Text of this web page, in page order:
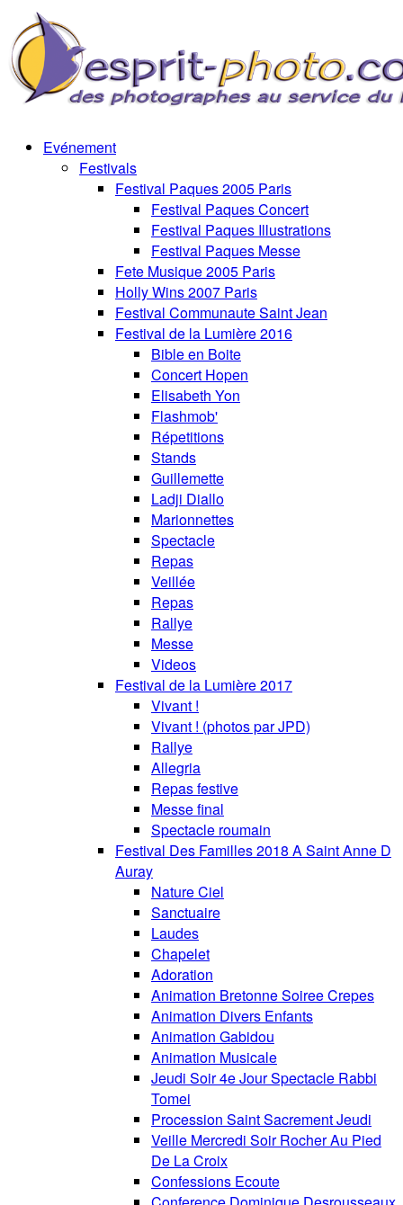
Evénement
Festivals
Festival Paques 2005 Paris
Festival Paques Concert
Festival Paques Illustrations
Festival Paques Messe
Fete Musique 2005 Paris
Holly Wins 2007 Paris
Festival Communaute Saint Jean
Festival de la Lumière 2016
Bible en Boite
Concert Hopen
Elisabeth Yon
Flashmob'
Répetitions
Stands
Guillemette
Ladji Diallo
Marionnettes
Spectacle
Repas
Veillée
Repas
Rallye
Messe
Videos
Festival de la Lumière 2017
Vivant !
Vivant ! (photos par JPD)
Rallye
Allegria
Repas festive
Messe final
Spectacle roumain
Festival Des Familles 2018 A Saint Anne D
Auray
Nature Ciel
Sanctuaire
Laudes
Chapelet
Adoration
Animation Bretonne Soiree Crepes
Animation Divers Enfants
Animation Gabidou
Animation Musicale
Jeudi Soir 4e Jour Spectacle Rabbi
Tomei
Procession Saint Sacrement Jeudi
Veille Mercredi Soir Rocher Au Pied
De La Croix
Confessions Ecoute